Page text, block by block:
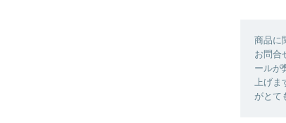
商品に
お問合
ールが
上げま
がとて